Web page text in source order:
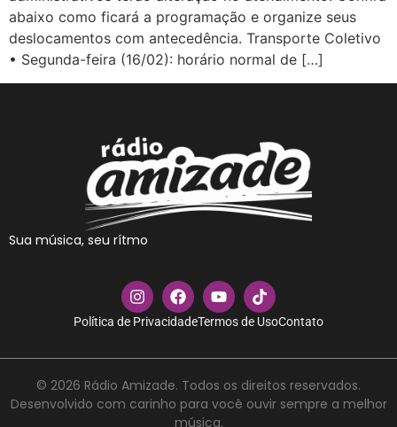
abaixo como ficará a programação e organize seus
deslocamentos com antecedência. Transporte Coletivo
• Segunda-feira (16/02): horário normal de […]
Sua música, seu rítmo
Política de PrivacidadeTermos de UsoContato
© 2026 Rádio Amizade. Todos os direitos reservados.
Desenvolvido com carinho para você ouvir sempre a melhor
música.